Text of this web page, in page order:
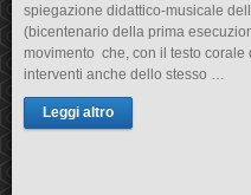
spiegazione didattico-musicale
(bicentenario della prima
movimento che, con il testo corale
interventi anche dello stesso …
Leggi altro